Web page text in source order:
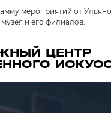
мероприятий от
и его филиалов.
ЦЕНТР